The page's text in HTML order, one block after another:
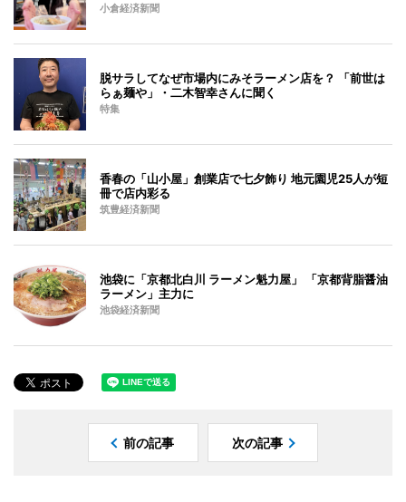
小倉経済新聞
脱サラしてなぜ市場内にみそラーメン店を？ 「前世は
らぁ麺や」・二木智幸さんに聞く
特集
香春の「山小屋」創業店で七夕飾り 地元園児25人が短
冊で店内彩る
筑豊経済新聞
池袋に「京都北白川 ラーメン魁力屋」 「京都背脂醤油
ラーメン」主力に
池袋経済新聞
前の記事 次の記事